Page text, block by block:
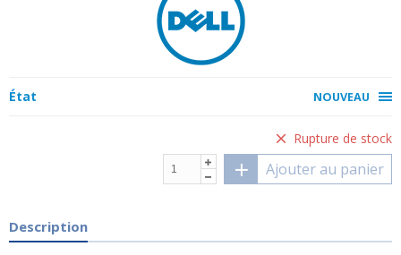
État NOUVEAU
Rupture de stock
Ajouter au panier
Description